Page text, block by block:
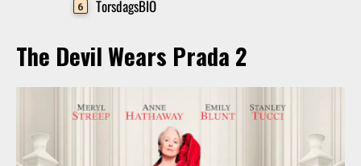
6 TorsdagsBIO
The Devil Wears Prada 2